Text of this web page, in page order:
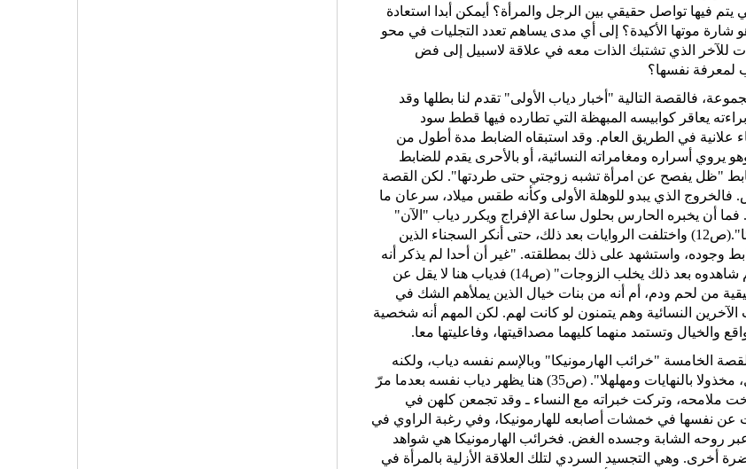
يتم فيها تواصل حقيقي بين الرجل والمرأة؟ أيمكن أبدا استعادة
شارة موتها الأكيدة؟ إلى أي مدى يساهم تعدد التجليات في محو
للآخر الذي تشتبك الذات معه في علاقة لاسبيل إلى فض
لمعرفة نفسها؟
فالقصة التالية "أخبار دياب الأولى" تقدم لنا بطلها وقد
يعاقر كوابيسه المبهظة التي تطارده فيها قطط سود
علانية في الطريق العام. وقد استبقاه الضابط مدة أطول من
يروي أسراره ومغامراته النسائية، أو بالأحرى يقدم للضابط
"ظل يفصح عن امرأة تشبه زوجتي حتى طردتها". لكن القصة
الذي يبدو للوهلة الأولى وكأنه طقس ميلاد، سرعان ما
فما أن يخبره الحارس بحلول ساعة الإفراج ويكرر دياب "الآن"
حتى يصرح الحارس "سمعت صوتا غير صوته ولم أفهم شيئا".(ص12) واختلفت الروايات بعد ذلك، حتى أنكر السجناء الذين
وجوده، واستشهد على ذلك بمطلقته. "غير أن أحدا لم يذكر أنه
رأي دياب منذ أن اجتاز بوابة السجن، رغم ادعاء البعض أنهم شاهدوه بعد ذلك يخلب الزوجات" (ص14) فدياب هنا لا يقل عن
من لحم ودم، أم أنه من بنات خيال الذين يملأهم الشك في
النسائية وهم يتمنون لو كانت لهم. لكن المهم أنه شخصية
والخيال وتستمد منهما كليهما مصداقيتها، وفاعليتها معا.
الخامسة "خرائب الهارمونيكا" وبالإسم نفسه دياب، ولكنه
هذه المرة "شاحبا كعرائس الأساطير، مفعما بالعمر الطويل، مخذولا بالنهايات ومهلهلا". (ص35) هنا يظهر دياب نفسه بعدما مرّ
ملامحه، وتركت خبراته مع النساء ـ وقد تجمعن كلهن في
عن نفسها في خمشات أصابعه للهارمونيكا، وفي رغبة الراوي في
روحه الشابة وجسده الغض. فخرائب الهارمونيكا هي شواهد
أخرى. وهي التجسيد السردي لتلك العلاقة الأزلية بالمرأة في